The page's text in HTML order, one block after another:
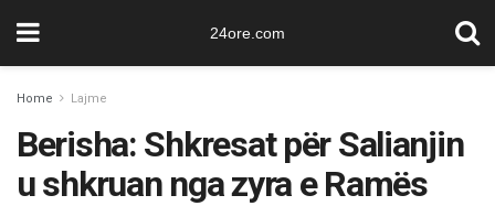
24ore.com
Home Lajme
Berisha: Shkresat për Salianjin
u shkruan nga zyra e Ramës